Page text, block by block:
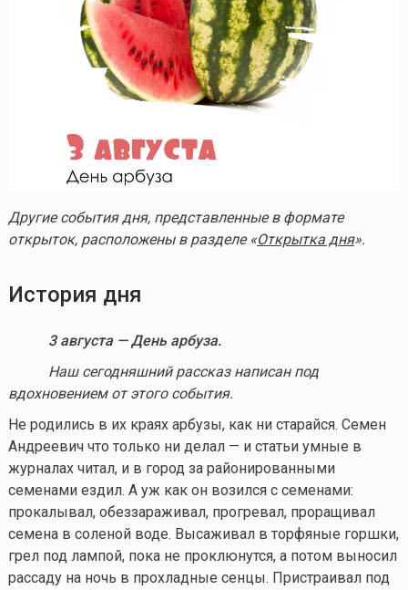
Другие события дня, представленные в формате
открыток, расположены в разделе «Открытка дня».
История дня
3 августа — День арбуза.
Наш сегодняшний рассказ написан под
вдохновением от этого события.
Не родились в их краях арбузы, как ни старайся. Семен
Андреевич что только ни делал — и статьи умные в
журналах читал, и в город за районированными
семенами ездил. А уж как он возился с семенами:
прокалывал, обеззараживал, прогревал, проращивал
семена в соленой воде. Высаживал в торфяные горшки,
грел под лампой, пока не проклюнутся, а потом выносил
рассаду на ночь в прохладные сенцы. Пристраивал под